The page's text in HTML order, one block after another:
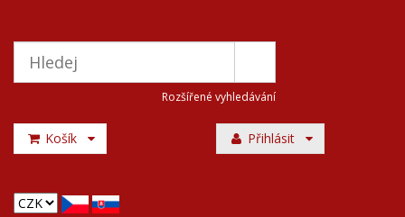
Rozšířené vyhledávání
Košík Přihlásit